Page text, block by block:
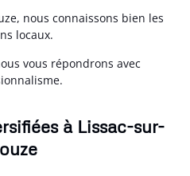
nous connaissons bien les
locaux.
vous répondrons avec
à Lissac-sur-